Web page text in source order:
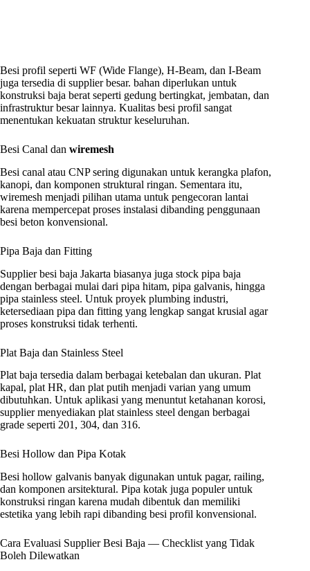
Besi profil seperti WF (Wide Flange), H-Beam, dan I-Beam
juga tersedia di supplier besar. bahan diperlukan untuk
konstruksi baja berat seperti gedung bertingkat, jembatan, dan
infrastruktur besar lainnya. Kualitas besi profil sangat
menentukan kekuatan struktur keseluruhan.
Besi Canal dan wiremesh
Besi canal atau CNP sering digunakan untuk kerangka plafon,
kanopi, dan komponen struktural ringan. Sementara itu,
wiremesh menjadi pilihan utama untuk pengecoran lantai
karena mempercepat proses instalasi dibanding penggunaan
besi beton konvensional.
Pipa Baja dan Fitting
Supplier besi baja Jakarta biasanya juga stock pipa baja
dengan berbagai mulai dari pipa hitam, pipa galvanis, hingga
pipa stainless steel. Untuk proyek plumbing industri,
ketersediaan pipa dan fitting yang lengkap sangat krusial agar
proses konstruksi tidak terhenti.
Plat Baja dan Stainless Steel
Plat baja tersedia dalam berbagai ketebalan dan ukuran. Plat
kapal, plat HR, dan plat putih menjadi varian yang umum
dibutuhkan. Untuk aplikasi yang menuntut ketahanan korosi,
supplier menyediakan plat stainless steel dengan berbagai
grade seperti 201, 304, dan 316.
Besi Hollow dan Pipa Kotak
Besi hollow galvanis banyak digunakan untuk pagar, railing,
dan komponen arsitektural. Pipa kotak juga populer untuk
konstruksi ringan karena mudah dibentuk dan memiliki
estetika yang lebih rapi dibanding besi profil konvensional.
Cara Evaluasi Supplier Besi Baja — Checklist yang Tidak
Boleh Dilewatkan